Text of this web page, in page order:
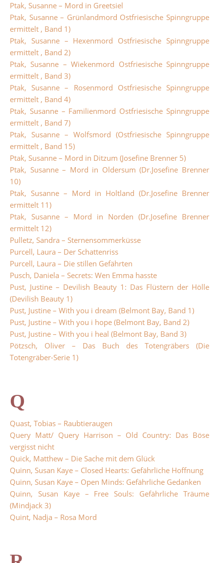
Ptak, Susanne – Mord in Greetsiel
Ptak, Susanne – Grünlandmord Ostfriesische Spinngruppe
ermittelt , Band 1)
Ptak, Susanne – Hexenmord Ostfriesische Spinngruppe
ermittelt , Band 2)
Ptak, Susanne – Wiekenmord Ostfriesische Spinngruppe
ermittelt , Band 3)
Ptak, Susanne – Rosenmord Ostfriesische Spinngruppe
ermittelt , Band 4)
Ptak, Susanne – Familienmord Ostfriesische Spinngruppe
ermittelt , Band 7)
Ptak, Susanne – Wolfsmord (Ostfriesische Spinngruppe
ermittelt , Band 15)
Ptak, Susanne – Mord in Ditzum (Josefine Brenner 5)
Ptak, Susanne – Mord in Oldersum (Dr.Josefine Brenner
10)
Ptak, Susanne – Mord in Holtland (Dr.Josefine Brenner
ermittelt 11)
Ptak, Susanne – Mord in Norden (Dr.Josefine Brenner
ermittelt 12)
Pulletz, Sandra – Sternensommerküsse
Purcell, Laura – Der Schattenriss
Purcell, Laura – Die stillen Gefährten
Pusch, Daniela – Secrets: Wen Emma hasste
Pust, Justine – Devilish Beauty 1: Das Flüstern der Hölle
(Devilish Beauty 1)
Pust, Justine – With you i dream (Belmont Bay, Band 1)
Pust, Justine – With you i hope (Belmont Bay, Band 2)
Pust, Justine – With you i heal (Belmont Bay, Band 3)
Pötzsch, Oliver – Das Buch des Totengräbers (Die
Totengräber-Serie 1)
Q
Quast, Tobias – Raubtieraugen
Query Matt/ Query Harrison – Old Country: Das Böse
vergisst nicht
Quick, Matthew – Die Sache mit dem Glück
Quinn, Susan Kaye – Closed Hearts: Gefährliche Hoffnung
Quinn, Susan Kaye – Open Minds: Gefährliche Gedanken
Quinn, Susan Kaye – Free Souls: Gefährliche Träume
(Mindjack 3)
Quint, Nadja – Rosa Mord